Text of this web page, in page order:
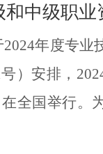
中级职业
年度专业
号）安排，
全国举行。